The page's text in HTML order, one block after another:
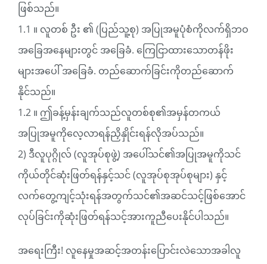
ဖြစ်သည်။
1.1 ။ လူတစ် ဦး ၏ (ပြည်သူ့စု) အပြုအမူပုံစံကိုလက်ရှိဘဝ
အခြေအနေများတွင် အခြေခံ. ကြေငြာထားသောတန်ဖိုး
များအပေါ် အခြေခံ. တည်ဆောက်ခြင်းကိုတည်ဆောက်
နိုင်သည်။
1.2 ။ ဤခန့်မှန်းချက်သည်လူတစ်စု၏အမှန်တကယ်
အပြုအမူကိုလေ့လာရန်ညှိနှိုင်းရန်လိုအပ်သည်။
2) ဒီလူပုဂ္ဂိုလ် (လူအုပ်စုဖွဲ့) အပေါ်သင်၏အပြုအမူကိုသင်
ကိုယ်တိုင်ဆုံးဖြတ်ရန်နှင့်သင် (လူအုပ်စုအုပ်စုများ) နှင့်
လက်တွေ့ကျင့်သုံးရန်အတွက်သင်၏အဆင်သင့်ဖြစ်အောင်
လုပ်ခြင်းကိုဆုံးဖြတ်ရန်သင့်အားကူညီပေးနိုင်ပါသည်။
အရေးကြီး! လူနေမှုအဆင့်အတန်းပြောင်းလဲသောအခါလူ